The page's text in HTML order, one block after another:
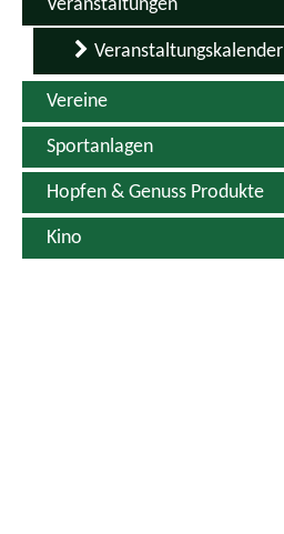
Veranstaltungen
Veranstaltungskalender
Vereine
Sportanlagen
Hopfen & Genuss Produkte
Kino